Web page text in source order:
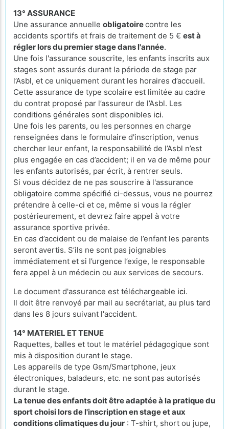
13° ASSURANCE
Une assurance annuelle obligatoirecontre les
accidents sportifs et frais de traitement de 5 € est à
régler lors du premier stage dans l'année.
Une fois l'assurance souscrite, les enfants inscrits aux
stages sont assurés durant la période de stage par
l’Asbl, et ce uniquement durant les horaires d’accueil.
Cette assurance de type scolaire est limitée au cadre
du contrat proposé par l’assureur de l’Asbl. Les
conditions générales sont disponibles ici.
Une fois les parents, ou les personnes en charge
renseignées dans le formulaire d'inscription, venus
chercher leur enfant, la responsabilité de l’Asbl n’est
plus engagée en cas d’accident; il en va de même pour
les enfants autorisés, par écrit, à rentrer seuls.
Si vous décidez de ne pas souscrire à l'assurance
obligatoire comme spécifié ci-dessus, vous ne pourrez
prétendre à celle-ci et ce, même si vous la régler
postérieurement, et devrez faire appel à votre
assurance sportive privée.
En cas d’accident ou de malaise de l’enfant les parents
seront avertis. S’ils ne sont pas joignables
immédiatement et si l’urgence l’exige, le responsable
fera appel à un médecin ou aux services de secours.
Le document d'assurance est téléchargeable ici.
Il doit être renvoyé par mail au secrétariat, au plus tard
dans les 8 jours suivant l'accident.
14° MATERIEL ET TENUE
Raquettes, balles et tout le matériel pédagogique sont
mis à disposition durant le stage.
Les appareils de type Gsm/Smartphone, jeux
électroniques, baladeurs, etc. ne sont pas autorisés
durant le stage.
La tenue des enfants doit être adaptée à la pratique du
sport choisi lors de l'inscription en stage et aux
conditions climatiques du jour : T-shirt, short ou jupe,